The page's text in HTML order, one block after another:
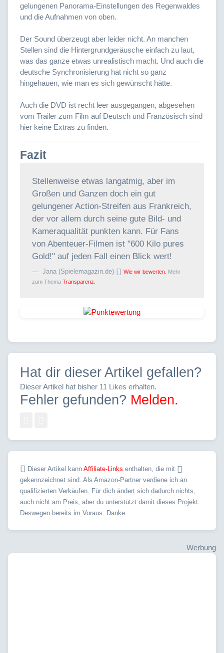
gelungenen Panorama-Einstellungen des Regenwaldes
und die Aufnahmen von oben.
Der Sound überzeugt aber leider nicht. An manchen
Stellen sind die Hintergrundgeräusche einfach zu laut,
was das ganze etwas unrealistisch macht. Und auch die
deutsche Synchronisierung hat nicht so ganz
hingehauen, wie man es sich gewünscht hätte.
Auch die DVD ist recht leer ausgegangen, abgesehen
vom Trailer zum Film auf Deutsch und Französisch sind
hier keine Extras zu finden.
Fazit
Stellenweise etwas langatmig, aber im
Großen und Ganzen doch ein gut
gelungener Action-Streifen aus Frankreich,
der vor allem durch seine gute Bild- und
Kameraqualität punkten kann. Für Fans
von Abenteuer-Filmen ist "600 Kilo pures
Gold!" auf jeden Fall einen Blick wert!
Jana (Spielemagazin.de) Wie wir bewerten.
Mehr
zum Thema Transparenz.
Hat dir dieser Artikel gefallen?
Dieser Artikel hat bisher 11 Likes erhalten.
Fehler gefunden? Melden.
Dieser Artikel kann Affiliate-Links enthalten, die mit
gekennzeichnet sind. Als Amazon-Partner verdiene ich an
qualifizierten Verkäufen. Für dich ändert sich dadurch nichts,
auch nicht am Preis, aber du unterstützt damit dieses Projekt.
Deswegen bereits im Voraus: Danke.
Werbung